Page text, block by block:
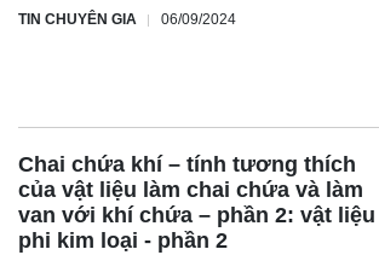
TIN CHUYÊN GIA 06/09/2024
Chai chứa khí – tính tương thích
của vật liệu làm chai chứa và làm
van với khí chứa – phần 2: vật liệu
phi kim loại - phần 2